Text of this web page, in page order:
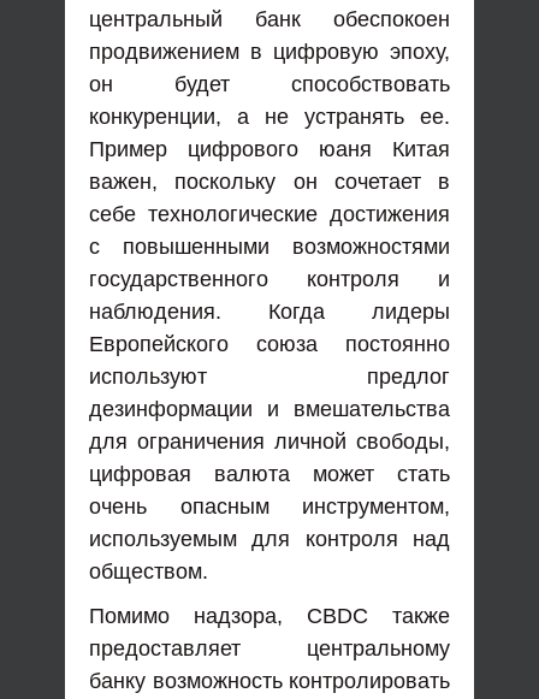
центральный банк обеспокоен
продвижением в цифровую эпоху,
он будет способствовать
конкуренции, а не устранять ее.
Пример цифрового юаня Китая
важен, поскольку он сочетает в
себе технологические достижения
с повышенными возможностями
государственного контроля и
наблюдения. Когда лидеры
Европейского союза постоянно
используют предлог
дезинформации и вмешательства
для ограничения личной свободы,
цифровая валюта может стать
очень опасным инструментом,
используемым для контроля над
обществом.
Помимо надзора, CBDC также
предоставляет центральному
банку возможность контролировать